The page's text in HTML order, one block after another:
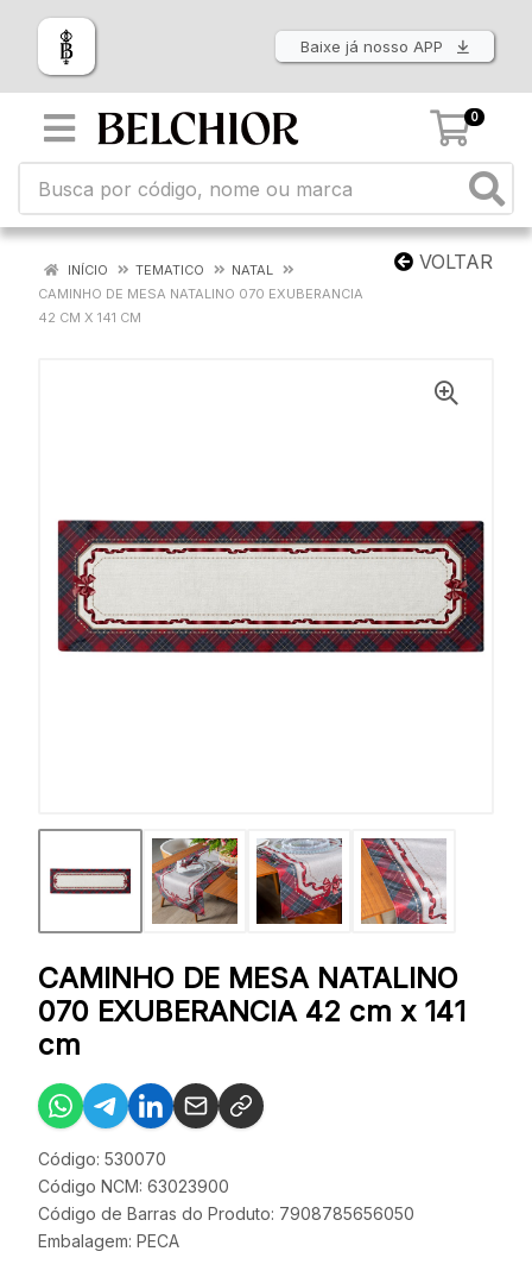
Baixe já nosso APP
0
VOLTAR
INÍCIO TEMATICO
NATAL
CAMINHO DE MESA NATALINO 070 EXUBERANCIA
42 CM X 141 CM
CAMINHO DE MESA NATALINO
070 EXUBERANCIA 42 cm x 141
cm
Código: 530070
Código NCM: 63023900
Código de Barras do Produto: 7908785656050
Embalagem: PECA